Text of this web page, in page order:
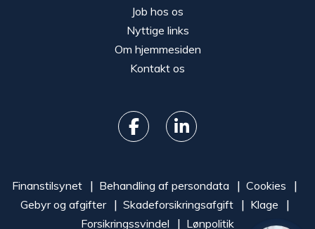
Job hos os
Nyttige links
Om hjemmesiden
Kontakt os
Finanstilsynet Behandling af persondata
Cookies
Gebyr og afgifter
Skadeforsikringsafgift
Klage
Forsikringssvindel
Lønpolitik